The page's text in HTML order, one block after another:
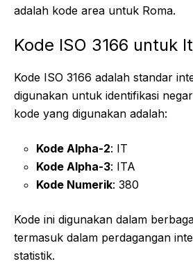
adalah kode area untuk Roma.
Kode ISO 3166 untuk
Kode ISO 3166 adalah standar
digunakan untuk identifikasi
kode yang digunakan adalah:
Kode Alpha-2: IT
Kode Alpha-3: ITA
Kode Numerik: 380
Kode ini digunakan dalam
termasuk dalam perdagangan
statistik.